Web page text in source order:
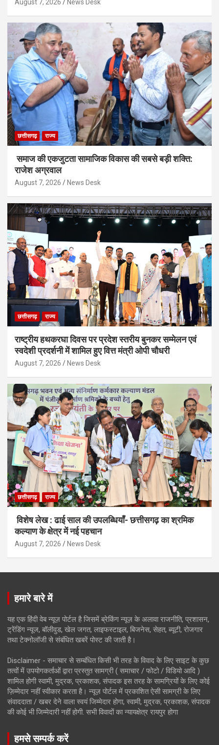
August 7, 2026 News Desk
छत्तीसगढ़ राज्य
समाज की एकजुटता सामाजिक विकास की सबसे बड़ी शक्ति:
राजेश अग्रवाल
August 7, 2026 News Desk
छत्तीसगढ़ राज्य
राष्ट्रीय हथकरघा दिवस पर प्रदेश स्तरीय बुनकर सम्मेलन एवं
स्वदेशी प्रदर्शनी में शामिल हुए वित्त मंत्री ओपी चौधरी
August 7, 2026 News Desk
छत्तीसगढ़ राज्य
विशेष लेख : ढाई साल की उपलब्धियाँ- छत्तीसगढ़ का श्रमिक
कल्याण के क्षेत्र में नई पहचान
August 7, 2026 News Desk
हमारे बारे में
यह एक हिंदी वेब न्यूज़ पोर्टल है जिसमें ब्रेकिंग न्यूज़ के अलावा राजनीति, प्रशासन,
ट्रेंडिंग न्यूज, बॉलीवुड, खेल जगत, लाइफस्टाइल, बिजनेस, सेहत, ब्यूटी, रोजगार
तथा टेक्नोलॉजी से संबंधित खबरें पोस्ट की जाती है।
Disclaimer - समाचार से सम्बंधित किसी भी तरह के विवाद के लिए साइट के कुछ
तत्वों में उपयोगकर्ताओं द्वारा प्रस्तुत सामग्री ( समाचार / फोटो / विडियो आदि )
शामिल होगी स्वामी, मुद्रक, प्रकाशक, संपादक इस तरह के सामग्रियों के लिए कोई
ज़िम्मेदार नहीं स्वीकार करता है। न्यूज़ पोर्टल में प्रकाशित ऐसी सामग्री के लिए
संवाददाता / खबर देने वाला स्वयं जिम्मेदार होगा, स्वामी, मुद्रक, प्रकाशक, संपादक
की कोई भी जिम्मेदारी नहीं होगी. सभी विवादों का न्यायक्षेत्र रायपुर होगा
हमसे सम्पर्क करें